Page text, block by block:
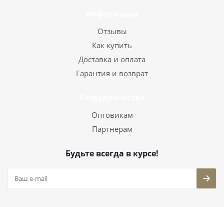
Отзывы
Как купить
Доставка и оплата
Гарантия и возврат
Оптовикам
Партнёрам
Будьте всегда в курсе!